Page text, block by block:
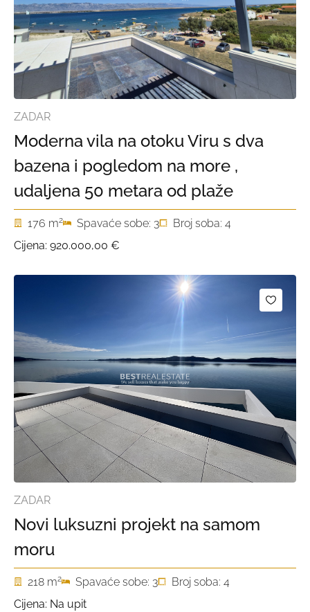
ZADAR
Moderna vila na otoku Viru s dva
bazena i pogledom na more ,
udaljena 50 metara od plaže
176 m2 Spavaće sobe: 3
Broj soba: 4
Cijena: 920.000,00 €
ZADAR
Novi luksuzni projekt na samom
moru
218 m2 Spavaće sobe: 3
Broj soba: 4
Cijena: Na upit